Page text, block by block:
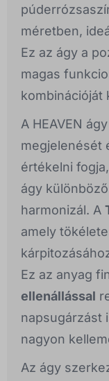
méretben,
Ez az ágy a
magas
kombinációját
A HEAVEN
megjelenését
értékelni
ágy
harmonizál. A
amely
Ez az anyag
ellenállással
napsugárzást
nagyon
Az ágy